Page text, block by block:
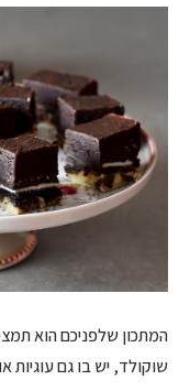
המתכון שלפניכם הוא
שוקולד, יש בו גם עוגיות